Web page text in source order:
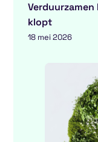
klopt
18 mei 2026